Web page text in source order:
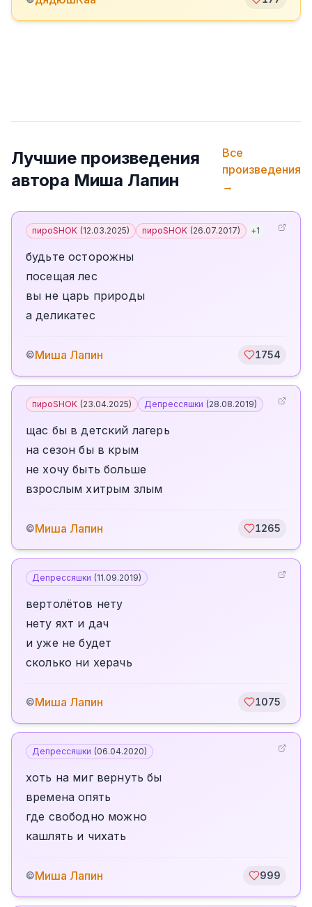
Лучшие произведения
автора Миша Лапин
Все
произведения
→
пироSHOK (12.03.2025) пироSHOK (26.07.2017) +1
будьте осторожны
посещая лес
вы не царь природы
а деликатес
©Миша Лапин 1754
пироSHOK (23.04.2025) Депрессяшки (28.08.2019)
щас бы в детский лагерь
на сезон бы в крым
не хочу быть больше
взрослым хитрым злым
©Миша Лапин 1265
Депрессяшки (11.09.2019)
вертолётов нету
нету яхт и дач
и уже не будет
сколько ни херачь
©Миша Лапин 1075
Депрессяшки (06.04.2020)
хоть на миг вернуть бы
времена опять
где свободно можно
кашлять и чихать
©Миша Лапин 999